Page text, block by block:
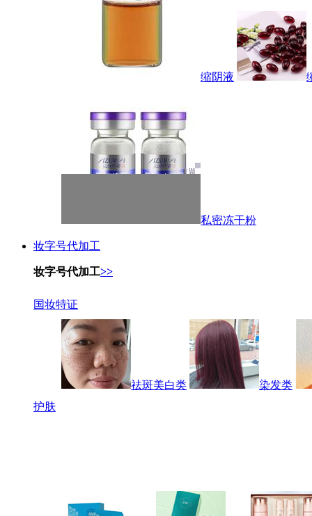
缩阴液
私密冻干粉
妆字号代加工
妆字号代加工>>
国妆特证
祛斑美白类
染发类
护肤